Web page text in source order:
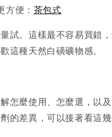
方便： 茶包式
試。這樣最不容易買錯
這種天然白磺礦物感。
怎麼使用、怎麼選，以
的差異，可以接著看這幾